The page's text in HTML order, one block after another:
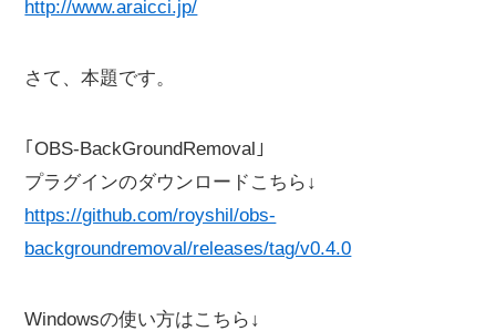
http://www.araicci.jp/
さて、本題です。
｢OBS-BackGroundRemoval｣
プラグインのダウンロードこちら↓
https://github.com/royshil/obs-
backgroundremoval/releases/tag/v0.4.0
Windowsの使い方はこちら↓